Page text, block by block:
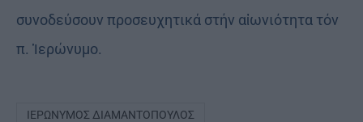
συνοδεύσουν προσευχητικά στήν αἰωνιότητα τόν
π. Ἱερώνυμο.
ΙΕΡΏΝΥΜΟΣ ΔΙΑΜΑΝΤΌΠΟΥΛΟΣ